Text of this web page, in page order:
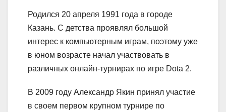
Родился 20 апреля 1991 года в городе
Казань. С детства проявлял большой
интерес к компьютерным играм, поэтому уже
в юном возрасте начал участвовать в
различных онлайн-турнирах по игре Dota 2.
В 2009 году Александр Якин принял участие
в своем первом крупном турнире по